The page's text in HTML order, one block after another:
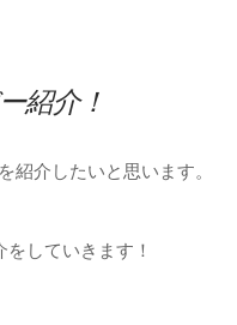
紹介！
介したいと思います。
していきます！